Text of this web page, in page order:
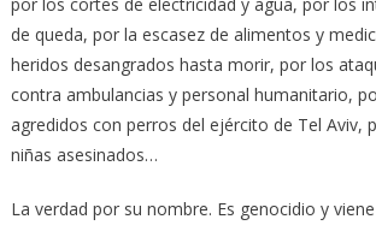
de queda, por la escasez de alimentos y
heridos desangrados hasta morir, por los
contra ambulancias y personal humanitario,
agredidos con perros del ejército de Tel Aviv,
niñas asesinados…
La verdad por su nombre. Es genocidio y